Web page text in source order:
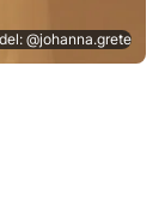
@johanna.grete